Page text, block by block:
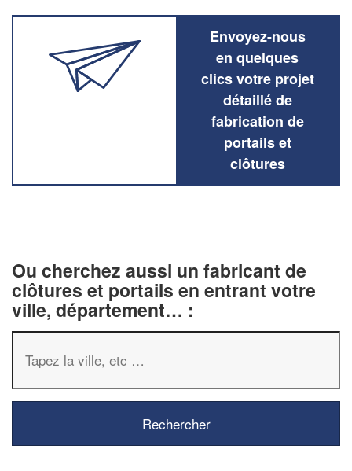
Envoyez-nous
en quelques
clics votre projet
détaillé de
fabrication de
portails et
clôtures
Ou cherchez aussi un fabricant de
clôtures et portails en entrant votre
ville, département… :